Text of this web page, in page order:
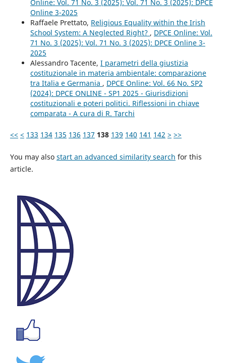
Online: Vol. 71 No. 3 (2025): Vol. 71 No. 3 (2025): DPCE
Online 3-2025
Raffaele Prettato, Religious Equality within the Irish
School System: A Neglected Right? , DPCE Online: Vol.
71 No. 3 (2025): Vol. 71 No. 3 (2025): DPCE Online 3-
2025
Alessandro Tacente, I parametri della giustizia
costituzionale in materia ambientale: comparazione
tra Italia e Germania , DPCE Online: Vol. 66 No. SP2
(2024): DPCE ONLINE - SP1 2025 - Giurisdizioni
costituzionali e poteri politici. Riflessioni in chiave
comparata - A cura di R. Tarchi
<< < 133 134 135 136 137 138 139 140 141 142 > >>
You may also start an advanced similarity search for this
article.